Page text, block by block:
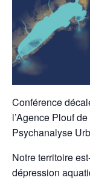
Conférence
l’Agence Plouf
Psychanalyse
Notre territoire
dépression